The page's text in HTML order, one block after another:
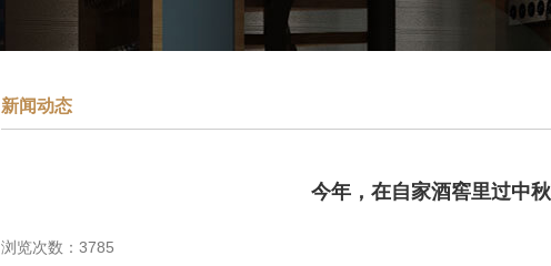
新闻动态
今年，在自家酒窖里过中秋
浏览次数：3785